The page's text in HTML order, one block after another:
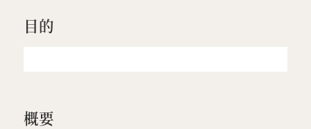
目的
概要